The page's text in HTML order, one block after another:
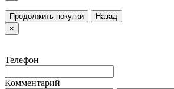
Продолжить покупки
Назад
×
Телефон
Комментарий